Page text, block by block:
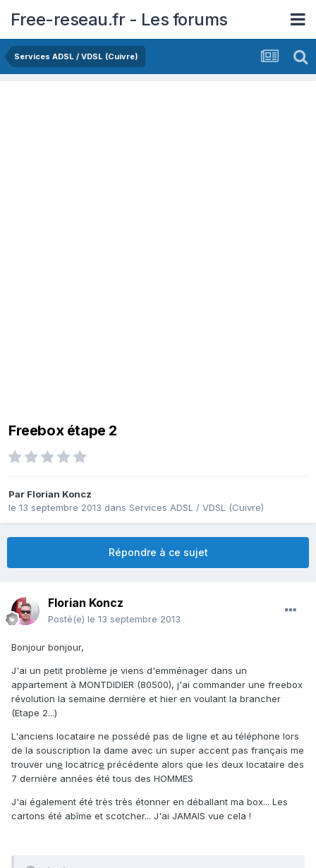
Free-reseau.fr - Les forums
Services ADSL / VDSL (Cuivre)
Freebox étape 2
Par Florian Koncz
le 13 septembre 2013 dans Services ADSL / VDSL (Cuivre)
Répondre à ce sujet
Florian Koncz
Posté(e) le 13 septembre 2013
Bonjour bonjour,
J'ai un petit problème je viens d'emménager dans un
appartement à MONTDIDIER (80500), j'ai commander une freebox
révolution la semaine dernière et hier en voulant la brancher
(Etape 2...)
L'anciens locataire ne possédé pas de ligne et au téléphone lors
de la souscription la dame avec un super accent pas français me
trouver une locatrice précédente alors que les deux locataire des
7 dernière années été tous des HOMMES
J'ai également été très très étonner en déballant ma box... Les
cartons été abîme et scotcher... J'ai JAMAIS vue cela !